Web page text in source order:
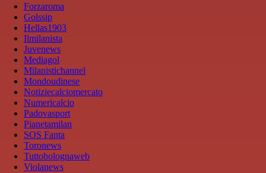
Forzaroma
Golssip
Hellas1903
Ilmilanista
Juvenews
Mediagol
Milanistichannel
Mondoudinese
Notiziecalciomercato
Numericalcio
Padovasport
Pianetamilan
SOS Fanta
Toronews
Tuttobolognaweb
Violanews